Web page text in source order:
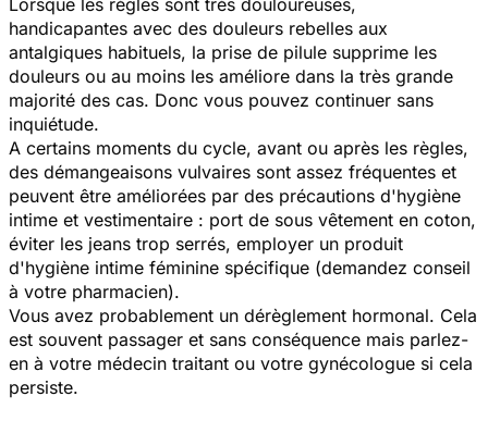
handicapantes avec des douleurs rebelles aux
antalgiques habituels, la prise de pilule supprime les
douleurs ou au moins les améliore dans la très grande
majorité des cas. Donc vous pouvez continuer sans
inquiétude.
A certains moments du cycle, avant ou après les règles,
des démangeaisons vulvaires sont assez fréquentes et
peuvent être améliorées par des précautions d'hygiène
intime et vestimentaire : port de sous vêtement en coton,
éviter les jeans trop serrés, employer un produit
d'hygiène intime féminine spécifique (demandez conseil
à votre pharmacien).
Vous avez probablement un dérèglement hormonal. Cela
est souvent passager et sans conséquence mais parlez-
en à votre médecin traitant ou votre gynécologue si cela
persiste.